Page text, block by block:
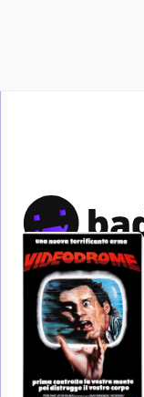
Home Film